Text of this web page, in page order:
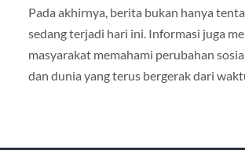
Pada akhirnya, berita bukan hanya
sedang terjadi hari ini. Informasi juga
masyarakat memahami perubahan
dan dunia yang terus bergerak dari